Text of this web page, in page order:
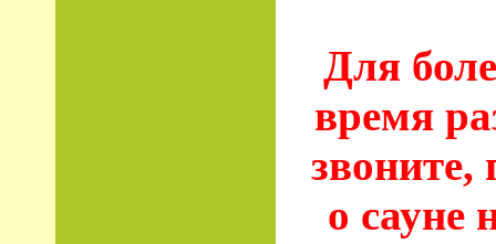
Для
время
о сауне